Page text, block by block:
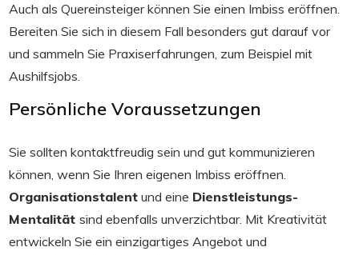
Auch als Quereinsteiger können Sie einen Imbiss eröffnen.
Bereiten Sie sich in diesem Fall besonders gut darauf vor
und sammeln Sie Praxiserfahrungen, zum Beispiel mit
Aushilfsjobs.
Persönliche Voraussetzungen
Sie sollten kontaktfreudig sein und gut kommunizieren
können, wenn Sie Ihren eigenen Imbiss eröffnen.
Organisationstalent und eine Dienstleistungs-
Mentalität sind ebenfalls unverzichtbar. Mit Kreativität
entwickeln Sie ein einzigartiges Angebot und